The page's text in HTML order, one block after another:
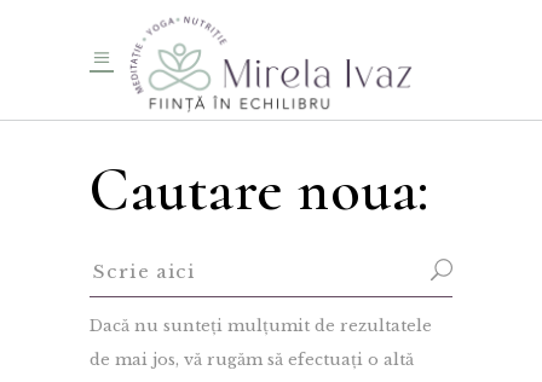
Cautare noua:
Dacă nu sunteți mulțumit de rezultatele
de mai jos, vă rugăm să efectuați o altă